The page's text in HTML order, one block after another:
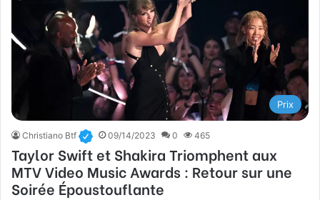
Prix
Christiano Btf 09/14/2023 0 465
Taylor Swift et Shakira Triomphent aux
MTV Video Music Awards : Retour sur une
Soirée Époustouflante